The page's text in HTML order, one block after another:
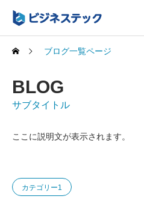
ブログ一覧ページ
BLOG
サブタイトル
ここに説明文が表示されます。
カテゴリー1